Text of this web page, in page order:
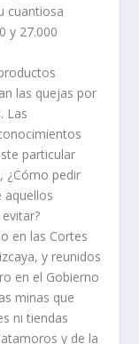
cuantiosa
y 27.000
las quejas por
Las
particular
¿Cómo pedir
aquellos
en las Cortes
y reunidos
en el Gobierno
minas que
ni tiendas
y de la